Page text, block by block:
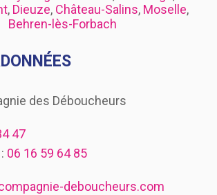
, Dieuze, Château-Salins, Moselle,
Behren-lès-Forbach
des Déboucheurs
47
06 16 59 64 85
deboucheurs.com